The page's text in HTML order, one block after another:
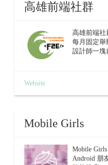
高雄前端社群
高雄前端社
每月固定舉
設計師一塊
Website
Mobile Girls
Mobile
Android 朋